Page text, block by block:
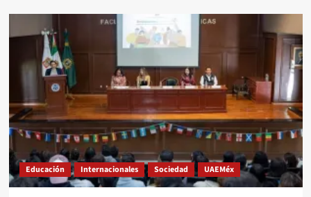
Educación Internacionales Sociedad UAEMéx